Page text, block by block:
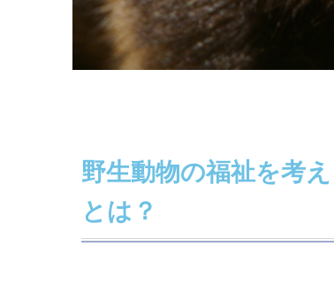
野生動物の福祉を考
とは？